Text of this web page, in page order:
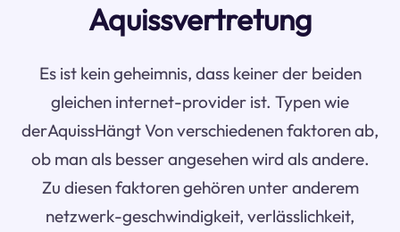
Aquissvertretung
Es ist kein geheimnis, dass keiner der beiden
gleichen internet-provider ist. Typen wie
derAquissHängt Von verschiedenen faktoren ab,
ob man als besser angesehen wird als andere.
Zu diesen faktoren gehören unter anderem
netzwerk-geschwindigkeit, verlässlichkeit,